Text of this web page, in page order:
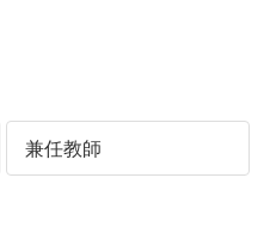
兼任教師